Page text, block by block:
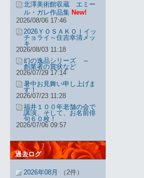
北澤美術館収蔵 エミー
ル・ガレ作品集 New!
2026/08/06 17:46
2026ＹＯＳＡＫＯＩイッ
チョライ～住吉幸清メッ
キ
2026/08/03 11:18
幻の逸品シリーズ ～
創業者の賞状など
2026/07/29 17:14
暑中お見舞い申し上げま
す！
2026/07/23 11:28
福井１００年老舗の会で
講演、そして、お名前俳
句６０枚！
2026/07/06 09:57
過去ログ
2026年08月
（2件）